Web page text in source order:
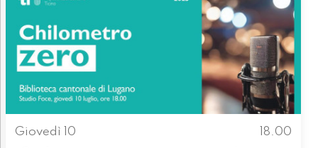
Giovedì 10
18.00